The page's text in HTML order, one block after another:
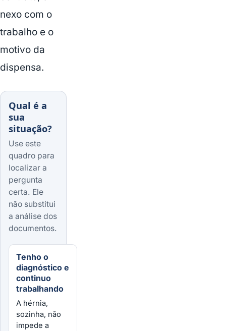
nexo com o
trabalho e o
motivo da
dispensa.
Qual é a
sua
situação?
Use este
quadro para
localizar a
pergunta
certa. Ele
não substitui
a análise dos
documentos.
Tenho o
diagnóstico e
continuo
trabalhando
A hérnia,
sozinha, não
impede a